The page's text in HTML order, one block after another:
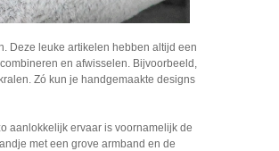
Deze leuke artikelen hebben altijd een
en afwisselen. Bijvoorbeeld,
Zó kun je handgemaakte designs
aanlokkelijk ervaar is voornamelijk de
met een grove armband en de